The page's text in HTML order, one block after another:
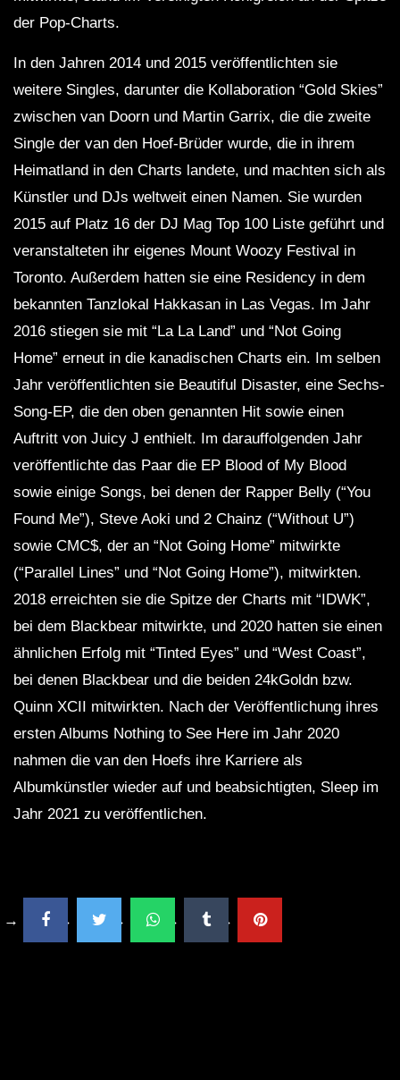
der Pop-Charts.
In den Jahren 2014 und 2015 veröffentlichten sie
weitere Singles, darunter die Kollaboration “Gold Skies”
zwischen van Doorn und Martin Garrix, die die zweite
Single der van den Hoef-Brüder wurde, die in ihrem
Heimatland in den Charts landete, und machten sich als
Künstler und DJs weltweit einen Namen. Sie wurden
2015 auf Platz 16 der DJ Mag Top 100 Liste geführt und
veranstalteten ihr eigenes Mount Woozy Festival in
Toronto. Außerdem hatten sie eine Residency in dem
bekannten Tanzlokal Hakkasan in Las Vegas. Im Jahr
2016 stiegen sie mit “La La Land” und “Not Going
Home” erneut in die kanadischen Charts ein. Im selben
Jahr veröffentlichten sie Beautiful Disaster, eine Sechs-
Song-EP, die den oben genannten Hit sowie einen
Auftritt von Juicy J enthielt. Im darauffolgenden Jahr
veröffentlichte das Paar die EP Blood of My Blood
sowie einige Songs, bei denen der Rapper Belly (“You
Found Me”), Steve Aoki und 2 Chainz (“Without U”)
sowie CMC$, der an “Not Going Home” mitwirkte
(“Parallel Lines” und “Not Going Home”), mitwirkten.
2018 erreichten sie die Spitze der Charts mit “IDWK”,
bei dem Blackbear mitwirkte, und 2020 hatten sie einen
ähnlichen Erfolg mit “Tinted Eyes” und “West Coast”,
bei denen Blackbear und die beiden 24kGoldn bzw.
Quinn XCII mitwirkten. Nach der Veröffentlichung ihres
ersten Albums Nothing to See Here im Jahr 2020
nahmen die van den Hoefs ihre Karriere als
Albumkünstler wieder auf und beabsichtigten, Sleep im
Jahr 2021 zu veröffentlichen.